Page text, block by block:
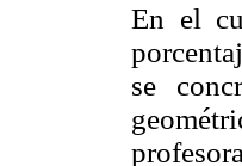
En el
se